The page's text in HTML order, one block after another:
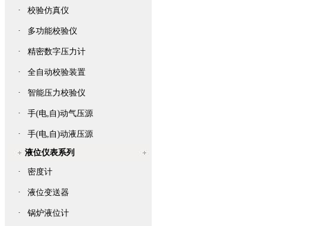
·
校验仿真仪
· 多功能校验仪
· 精密数字压力计
· 全自动校验装置
· 智能压力校验仪
· 手(电,自)动气压源
·
手(电,自)动液压源
液位仪表系列
·
密度计
· 液位变送器
· 锅炉液位计